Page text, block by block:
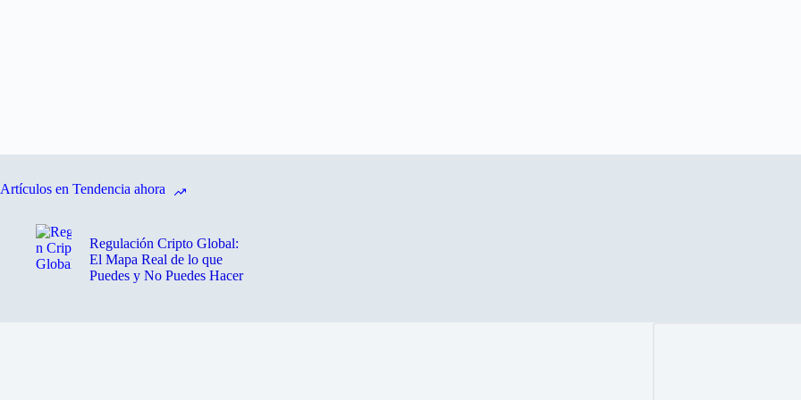
Artículos en Tendencia ahora
Regulación Cripto Global:
El Mapa Real de lo que
Puedes y No Puedes Hacer